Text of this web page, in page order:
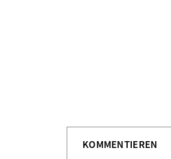
KOMMENTIEREN